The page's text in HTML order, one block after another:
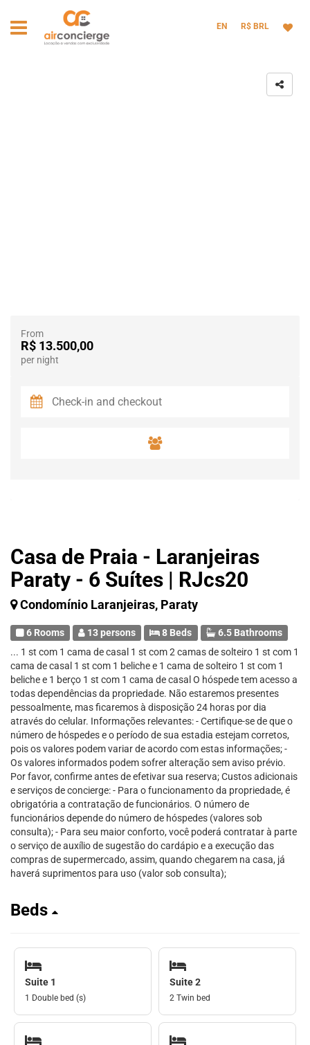
EN R$ BRL
Casa de Praia - Laranjeiras
Paraty - 6 Suítes | RJcs20
Condomínio Laranjeiras, Paraty
6 Rooms 13 persons 8 Beds
6.5 Bathrooms
... 1 st com 1 cama de casal 1 st com 2 camas de solteiro 1 st com 1
cama de casal 1 st com 1 beliche e 1 cama de solteiro 1 st com 1
beliche e 1 berço 1 st com 1 cama de casal O hóspede tem acesso a
todas dependências da propriedade. Não estaremos presentes
pessoalmente, mas ficaremos à disposição 24 horas por dia
através do celular. Informações relevantes: - Certifique-se de que o
número de hóspedes e o período de sua estadia estejam corretos,
pois os valores podem variar de acordo com estas informações; -
Os valores informados podem sofrer alteração sem aviso prévio.
Por favor, confirme antes de efetivar sua reserva; Custos adicionais
e serviços de concierge: - Para o funcionamento da propriedade, é
obrigatória a contratação de funcionários. O número de
funcionários depende do número de hóspedes (valores sob
consulta); - Para seu maior conforto, você poderá contratar à parte
o serviço de auxílio de sugestão do cardápio e a execução das
compras de supermercado, assim, quando chegarem na casa, já
haverá suprimentos para uso (valor sob consulta);
Beds
Suite 1
1 Double bed (s)
Suite 2
2 Twin bed
From
R$ 13.500,00
per night